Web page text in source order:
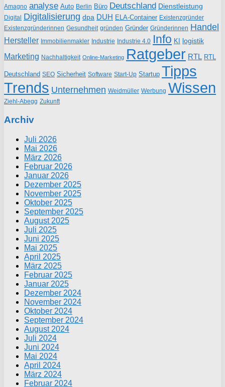
Amagno analyse Auto Berlin Büro Deutschland Dienstleistung
Digital Digitalisierung dpa DUH ELA-Container Existenzgründer
Existenzgründerinnen Gesundheit gründen Gründer Gründerinnen Handel
Hersteller Immobilienmakler Industrie Industrie 4.0 Info KI logistik
Marketing Nachhaltigkeit Online-Marketing Ratgeber RTL RTL
Deutschland SEO Sicherheit Software Start-Up Startup Tipps
Trends Unternehmen Weidmüller Werbung Wissen
Ziehl-Abegg Zukunft
Archiv
Juli 2026
Mai 2026
März 2026
Februar 2026
Januar 2026
Dezember 2025
November 2025
Oktober 2025
September 2025
August 2025
Juli 2025
Juni 2025
Mai 2025
April 2025
März 2025
Februar 2025
Januar 2025
Dezember 2024
November 2024
Oktober 2024
September 2024
August 2024
Juli 2024
Juni 2024
Mai 2024
April 2024
März 2024
Februar 2024